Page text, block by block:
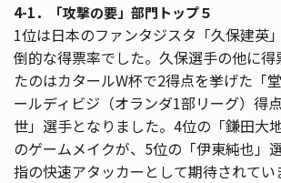
4-1．「攻撃の要」部門トップ５
1位は日本のファンタジスタ「久保建英
倒的な得票率でした。久保選手の他に
たのはカタールW杯で2得点を挙げた「
ールディビジ（オランダ1部リーグ）得
世」選手となりました。4位の「鎌田大
のゲームメイクが、5位の「伊東純也」
指の快速アタッカーとして期待されてい